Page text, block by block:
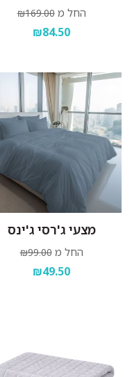
החל מ ₪169.00
₪84.50
מצעי ג'רסי ג'ינס
החל מ ₪99.00
₪49.50